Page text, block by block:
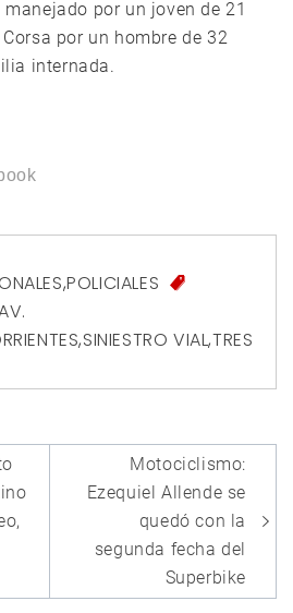
por un joven de 21
por un hombre de 32
internada.
,POLICIALES
,SINIESTRO VIAL,TRES
Motociclismo:
Ezequiel Allende se
quedó con la
segunda fecha del
Superbike